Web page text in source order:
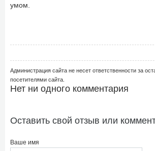
умом.
Администрация сайта не несет ответственности за
посетителями сайта.
Нет ни одного комментария
Оставить свой отзыв или
Ваше имя